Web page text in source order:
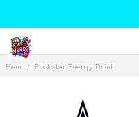
Hem Rockstar Energy Drink